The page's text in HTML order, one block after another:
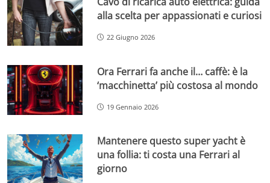
alla scelta per appassionati e curiosi
22 Giugno 2026
Ora Ferrari fa anche il… caffè: è la
‘macchinetta’ più costosa al mondo
19 Gennaio 2026
Mantenere questo super yacht è
una follia: ti costa una Ferrari al
giorno